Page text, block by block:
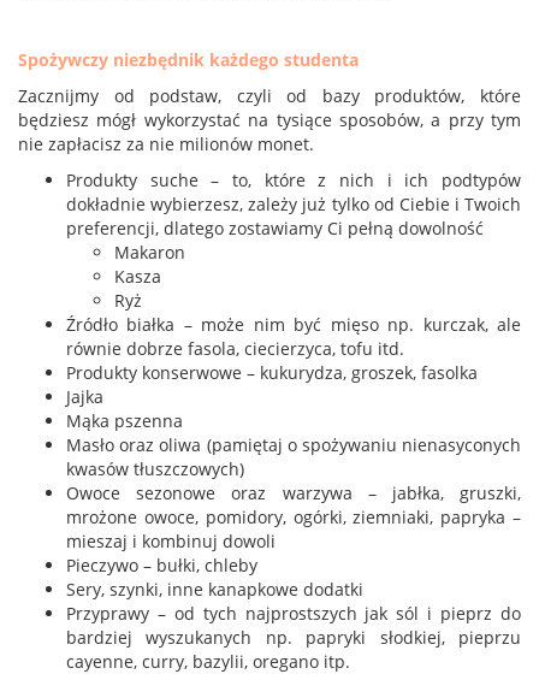
Spożywczy niezbędnik każdego studenta
Zacznijmy od podstaw, czyli od bazy produktów, które
będziesz mógł wykorzystać na tysiące sposobów, a przy tym
nie zapłacisz za nie milionów monet.
Produkty suche – to, które z nich i ich podtypów
dokładnie wybierzesz, zależy już tylko od Ciebie i Twoich
preferencji, dlatego zostawiamy Ci pełną dowolność
Makaron
Kasza
Ryż
Źródło białka – może nim być mięso np. kurczak, ale
równie dobrze fasola, ciecierzyca, tofu itd.
Produkty konserwowe – kukurydza, groszek, fasolka
Jajka
Mąka pszenna
Masło oraz oliwa (pamiętaj o spożywaniu nienasyconych
kwasów tłuszczowych)
Owoce sezonowe oraz warzywa – jabłka, gruszki,
mrożone owoce, pomidory, ogórki, ziemniaki, papryka –
mieszaj i kombinuj dowoli
Pieczywo – bułki, chleby
Sery, szynki, inne kanapkowe dodatki
Przyprawy – od tych najprostszych jak sól i pieprz do
bardziej wyszukanych np. papryki słodkiej, pieprzu
cayenne, curry, bazylii, oregano itp.